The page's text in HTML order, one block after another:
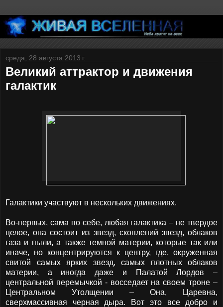
среда, 28 августа 2013 г.
Великий аттрактор и движения
галактик
Галактики участвуют в нескольких движениях.
Во-первых, сама по себе, любая галактика – не твердое
целое, она состоит из звезд, скоплений звезд, облаков
газа и пыли, а также темной материи, которые так или
иначе, но концентрируются к центру, где, окруженная
свитой самых ярких звезд, самых плотных облаков
материи, а иногда даже и Палатой Лордов –
центральной перемычкой - восседает на своем троне –
Центральном Утолщении – Она, Царевна,
сверхмассивная черная дыра. Вот это все добро и